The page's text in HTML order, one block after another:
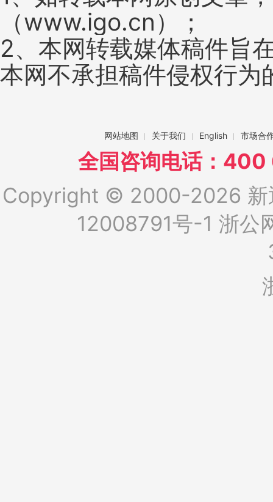
（www.igo.cn）；
2、本网转载媒体稿件旨
本网不承担稿件侵权行为
网站地图 关于我们 English 市场合
全国咨询电话：
Copyright © 2000-2026 新
12008791号-1 浙公